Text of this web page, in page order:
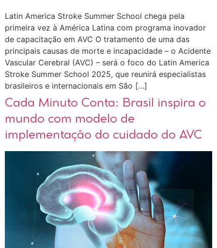
Latin America Stroke Summer School chega pela
primeira vez à América Latina com programa inovador
de capacitação em AVC O tratamento de uma das
principais causas de morte e incapacidade – o Acidente
Vascular Cerebral (AVC) – será o foco do Latin America
Stroke Summer School 2025, que reunirá especialistas
brasileiros e internacionais em São […]
Cada Minuto Conta: Brasil inspira o
mundo com modelo de
implementação do cuidado do AVC